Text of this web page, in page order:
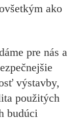
ako
pre nás a
výstavby,
použitých
budúci